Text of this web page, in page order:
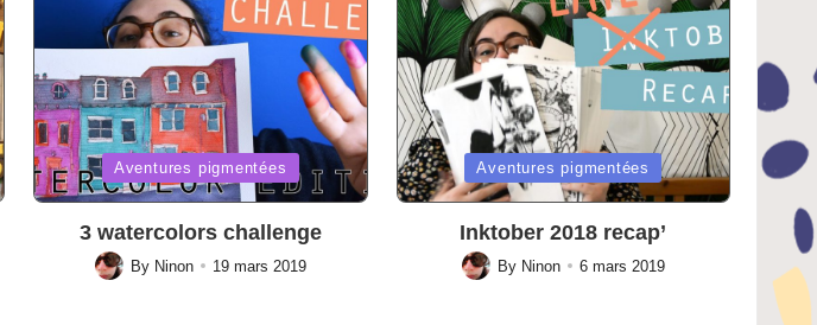
Posted
in
Aventures pigmentées
3 watercolors challenge
Posted
By Ninon 19 mars 2019
Posted
in
Aventures pigmentées
Inktober 2018 recap’
Posted
By Ninon 6 mars 2019